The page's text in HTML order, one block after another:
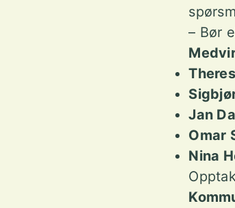
– Bør
Jan
Omar
Nina